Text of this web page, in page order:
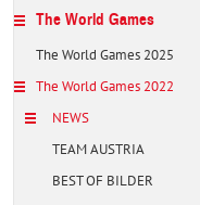
The World Games
The World Games 2025
The World Games 2022
NEWS
TEAM AUSTRIA
BEST OF BILDER